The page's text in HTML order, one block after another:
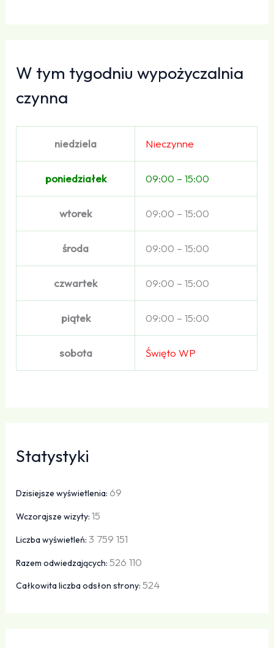
W tym tygodniu wypożyczalnia
czynna
niedziela Nieczynne
poniedziałek 09:00 – 15:00
wtorek 09:00 – 15:00
środa 09:00 – 15:00
czwartek 09:00 – 15:00
piątek 09:00 – 15:00
sobota Święto WP
Statystyki
Dzisiejsze wyświetlenia: 69
Wczorajsze wizyty:15
Liczba wyświetleń:3 759 151
Razem odwiedzających:526 110
Całkowita liczba odsłon strony:524